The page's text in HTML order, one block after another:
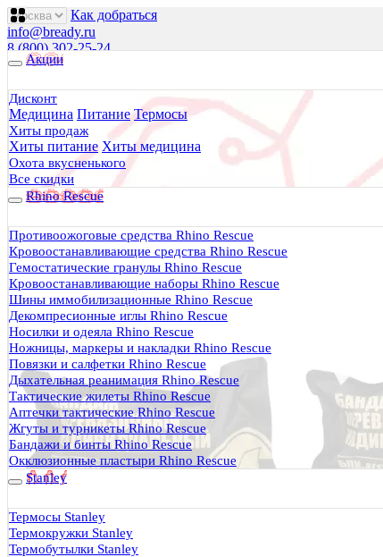
Как добраться
info@bready.ru
8 (800) 302-25-24
Пн 0900- 18
Будь Готов
Магазин походного снаряжения
все для туризма, охоты, рыбалки
Каталог
Акции
Дисконт
Медицина Питание Термосы
Хиты продаж
Хиты питание Хиты медицина
Охота вкусненького
Все скидки
Rhino Rescue
Противоожоговые средства Rhino Rescue
Кровоостанавливающие средства Rhino Rescue
Гемостатические гранулы Rhino Rescue
Кровоостанавливающие наборы Rhino Rescue
Шины иммобилизационные Rhino Rescue
Декомпресионные иглы Rhino Rescue
Носилки и одеяла Rhino Rescue
Ножницы, маркеры и накладки Rhino Rescue
Повязки и салфетки Rhino Rescue
Дыхательная реанимация Rhino Rescue
Тактические жилеты Rhino Rescue
Аптечки тактические Rhino Rescue
Жгуты и турникеты Rhino Rescue
Бандажи и бинты Rhino Rescue
Окклюзионные пластыри Rhino Rescue
Stanley
Термосы Stanley
Термокружки Stanley
Термобутылки Stanley
0 руб.
0
0
Тактическая медицина
Еда в дорогу
Термосы Stanley
Фильтры для воды
Оплата и доставка
Гарантия и возврат
Оптовикам
Контакты
Будь Готов.